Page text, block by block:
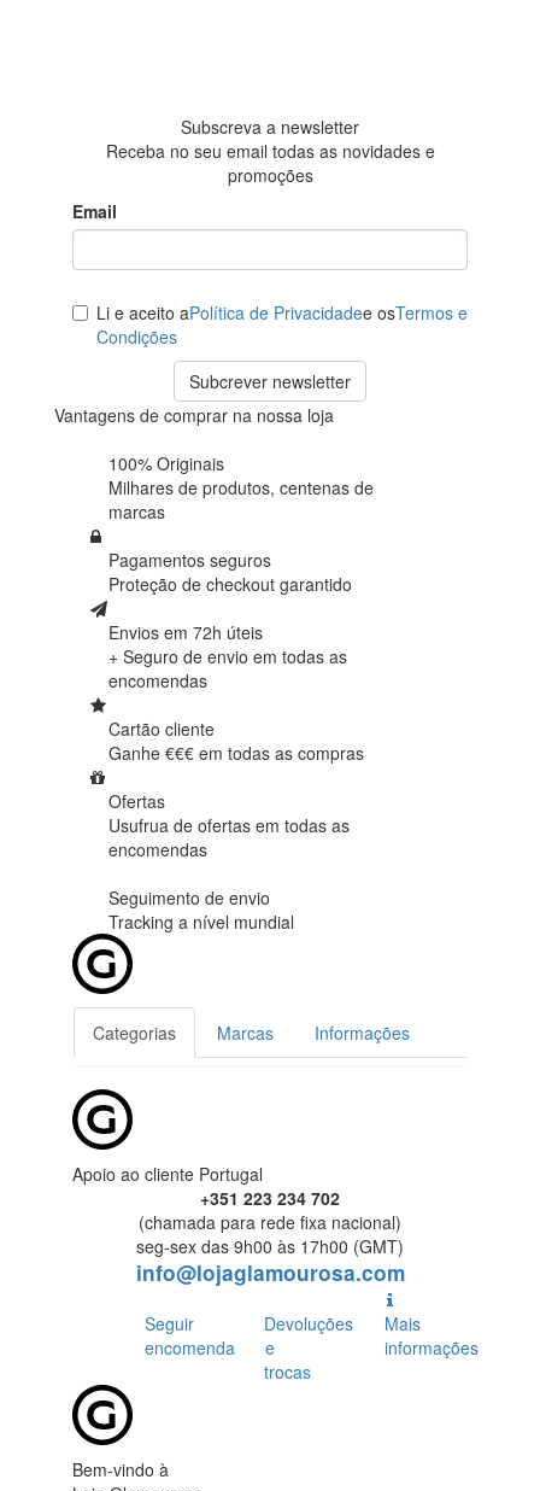
Subscreva a newsletter
Receba no seu email todas as novidades e
promoções
Email
Li e aceito aPolítica de Privacidadee osTermos e
Condições
Subcrever newsletter
Vantagens de comprar na nossa loja
100% Originais
Milhares de produtos, centenas de
marcas
Pagamentos seguros
Proteção de checkout garantido
Envios em 72h úteis
+ Seguro de envio em todas as
encomendas
Cartão cliente
Ganhe €€€ em todas as compras
Ofertas
Usufrua de ofertas em todas as
encomendas
Seguimento de envio
Tracking a nível mundial
Categorias Marcas Informações
Apoio ao cliente Portugal
+351 223 234 702
(chamada para rede fixa nacional)
seg-sex das 9h00 às 17h00 (GMT)
info@lojaglamourosa.com
Seguir
encomenda
Devoluções
e
trocas
Mais
informações
Bem-vindo à